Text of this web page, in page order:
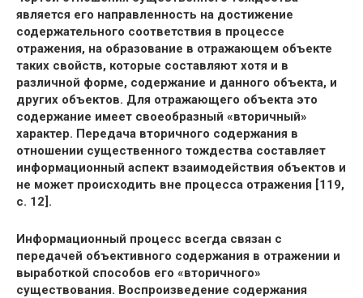
является его направленность на достижение
содержательного соответствия в процессе
отражения, на образование в отражающем объекте
таких свойств, которые составляют хотя и в
различной форме, содержание и данного объекта, и
других объектов. Для отражающего объекта это
содержание имеет своеобразный «вторичный»
характер. Передача вторичного содержания в
отношении существенного тождества составляет
информационный аспект взаимодействия объектов и
не может происходить вне процесса отражения [119,
с. 12].
Информационный процесс всегда связан с
передачей объективного содержания в отражении и
выработкой способов его «вторичного»
существования. Воспроизведение содержания